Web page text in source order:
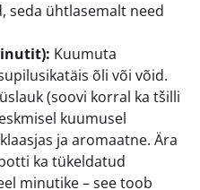
seda ühtlasemalt need
Kuumuta
õli või võid.
(soovi korral ka tšilli
kuumusel
ja aromaatne. Ära
ka tükeldatud
minutike – see toob